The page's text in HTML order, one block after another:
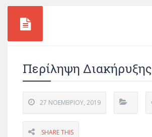
Περίληψη Διακήρυξης
27 ΝΟΕΜΒΡΊΟΥ, 2019
SHARE THIS